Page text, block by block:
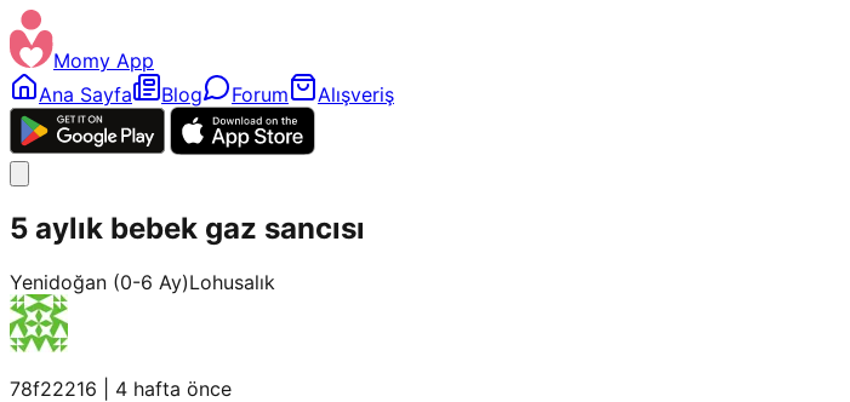
Momy App
Ana Sayfa
Blog Forum Alışveriş
5 aylık bebek gaz sancısı
Yenidoğan (0-6 Ay)Lohusalık
78f22216
4 hafta önce